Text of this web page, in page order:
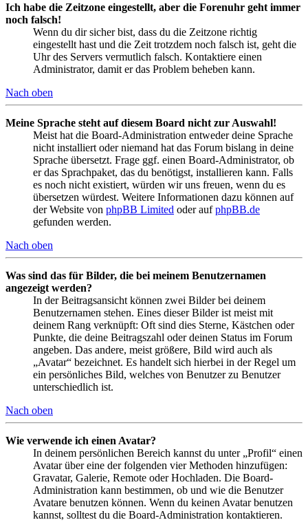
Ich habe die Zeitzone eingestellt, aber die Forenuhr geht immer
noch falsch!
Wenn du dir sicher bist, dass du die Zeitzone richtig
eingestellt hast und die Zeit trotzdem noch falsch ist, geht die
Uhr des Servers vermutlich falsch. Kontaktiere einen
Administrator, damit er das Problem beheben kann.
Nach oben
Meine Sprache steht auf diesem Board nicht zur Auswahl!
Meist hat die Board-Administration entweder deine Sprache
nicht installiert oder niemand hat das Forum bislang in deine
Sprache übersetzt. Frage ggf. einen Board-Administrator, ob
er das Sprachpaket, das du benötigst, installieren kann. Falls
es noch nicht existiert, würden wir uns freuen, wenn du es
übersetzen würdest. Weitere Informationen dazu können auf
der Website von phpBB Limited oder aufphpBB.de
gefunden werden.
Nach oben
Was sind das für Bilder, die bei meinem Benutzernamen
angezeigt werden?
In der Beitragsansicht können zwei Bilder bei deinem
Benutzernamen stehen. Eines dieser Bilder ist meist mit
deinem Rang verknüpft: Oft sind dies Sterne, Kästchen oder
Punkte, die deine Beitragszahl oder deinen Status im Forum
angeben. Das andere, meist größere, Bild wird auch als
„Avatar“ bezeichnet. Es handelt sich hierbei in der Regel um
ein persönliches Bild, welches von Benutzer zu Benutzer
unterschiedlich ist.
Nach oben
Wie verwende ich einen Avatar?
In deinem persönlichen Bereich kannst du unter „Profil“ einen
Avatar über eine der folgenden vier Methoden hinzufügen:
Gravatar, Galerie, Remote oder Hochladen. Die Board-
Administration kann bestimmen, ob und wie die Benutzer
Avatare benutzen können. Wenn du keinen Avatar benutzen
kannst, solltest du die Board-Administration kontaktieren.